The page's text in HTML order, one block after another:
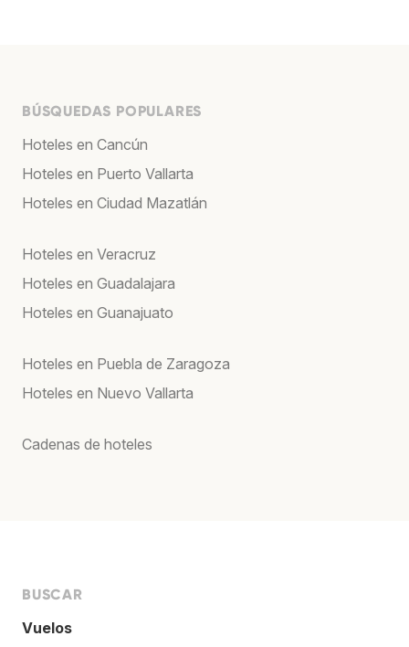
BÚSQUEDAS POPULARES
Hoteles en Cancún
Hoteles en Puerto Vallarta
Hoteles en Ciudad Mazatlán
Hoteles en Veracruz
Hoteles en Guadalajara
Hoteles en Guanajuato
Hoteles en Puebla de Zaragoza
Hoteles en Nuevo Vallarta
Cadenas de hoteles
BUSCAR
Vuelos